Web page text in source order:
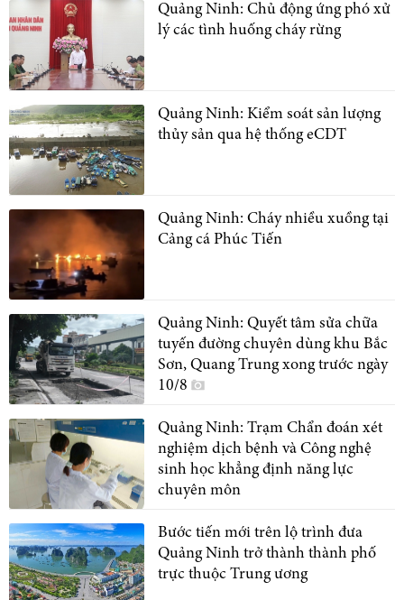
Quảng Ninh: Chủ động ứng phó xử
lý các tình huống cháy rừng
Quảng Ninh: Kiểm soát sản lượng
thủy sản qua hệ thống eCDT
Quảng Ninh: Cháy nhiều xuồng tại
Cảng cá Phúc Tiến
Quảng Ninh: Quyết tâm sửa chữa
tuyến đường chuyên dùng khu Bắc
Sơn, Quang Trung xong trước ngày
10/8
Quảng Ninh: Trạm Chẩn đoán xét
nghiệm dịch bệnh và Công nghệ
sinh học khẳng định năng lực
chuyên môn
Bước tiến mới trên lộ trình đưa
Quảng Ninh trở thành thành phố
trực thuộc Trung ương